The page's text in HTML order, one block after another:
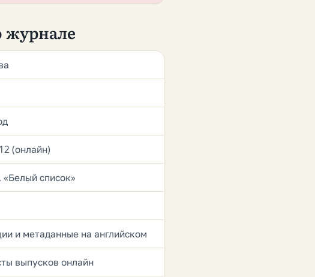
журнале
(онлайн)
список»
и метаданные на английском
выпусков онлайн